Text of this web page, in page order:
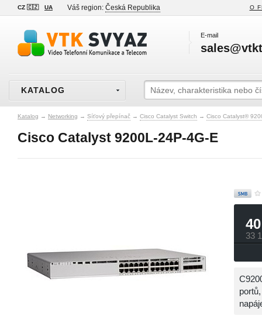
CZ 🇨🇿 UA Váš region: Česká Republika O
E-mail
KATALOG
Katalog → Networking → Síťový přepínač → Cisco Catalyst Switch → Cisco Catalyst®
Cisco Catalyst 9200L-24P-4G-E
33